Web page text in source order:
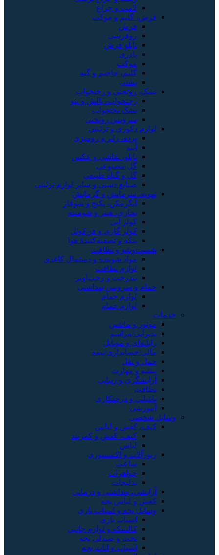
لامپ و چراغ
فرش، گلیم و موکت
فرش
روفرشی
تابلو فرش
پادری
موکت
گلیم، جاجیم و گبه
پشتی
تشک، روتختی و رختخواب
رختخواب، بالش و پتو
تشک تختخواب
سرویس روتختی
لوازم دکوری و تزئینی
پرده، رانر و رومیزی
آینه
تابلو، نقاشی و عکس
گل مصنوعی
گل و گیاه طبیعی
صنایع دستی و سایر لوازم تزئینی
تهویه، سرمایش و گرمایش
آبگرمکن، پکیج و شوفاژ
بخاری، هیتر و شومینه
کولر آبی
کولر گازی و فن‌کوئل
پنکه و تصفیه‌کنندهٔ هوا
شست‌وشو و نظافت
مواد شوینده و دستمال کاغذی
لوازم نظافت
بندرخت و رخت‌آویز
حمام و سرویس بهداشتی
لوازم حمام
لوازم حمام
خدمات
موتور و ماشین
پذیرایی/مراسم
رایانه‌ای و موبایل
مالی/حسابداری/بیمه
حمل و نقل
پیشه و مهارت
آرایشگری و زیبایی
نظافت
باغبانی و درختکاری
آموزشی
وسایل شخصی
کیف، کفش و لباس
کیف، کفش و کمربند
لباس
زیورآلات و اکسسوری
ساعت
جواهرات
بدلیجات
آرایشی، بهداشتی و درمانی
کفش و لباس بچه
وسایل بچه و اسباب بازی
اسباب بازی
کالسکه و لوازم جانبی
تخت و صندلی بچه
اسباب و اثاث بچه